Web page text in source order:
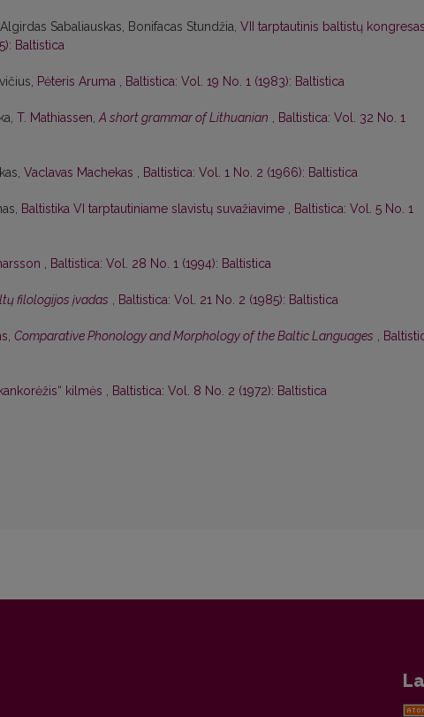
Sabaliauskas, Bonifacas Stundžia, VII tarptautinis baltistų
Baltistica
Pėteris Aruma , Baltistica: Vol. 19 No. 1 (1983): Baltistica
T. Mathiassen,A short grammar of Lithuanian , Baltistica: Vol. 32 No. 1
Vaclavas Machekas , Baltistica: Vol. 1 No. 2 (1966): Baltistica
Baltistika VI tarptautiniame slavistų suvažiavime , Baltistica: Vol. 5 No. 1
, Baltistica: Vol. 28 No. 1 (1994): Baltistica
filologijos įvadas , Baltistica: Vol. 21 No. 2 (1985): Baltistica
Comparative Phonology and Morphology of the Baltic Languages ,
kilmės , Baltistica: Vol. 8 No. 2 (1972): Baltistica